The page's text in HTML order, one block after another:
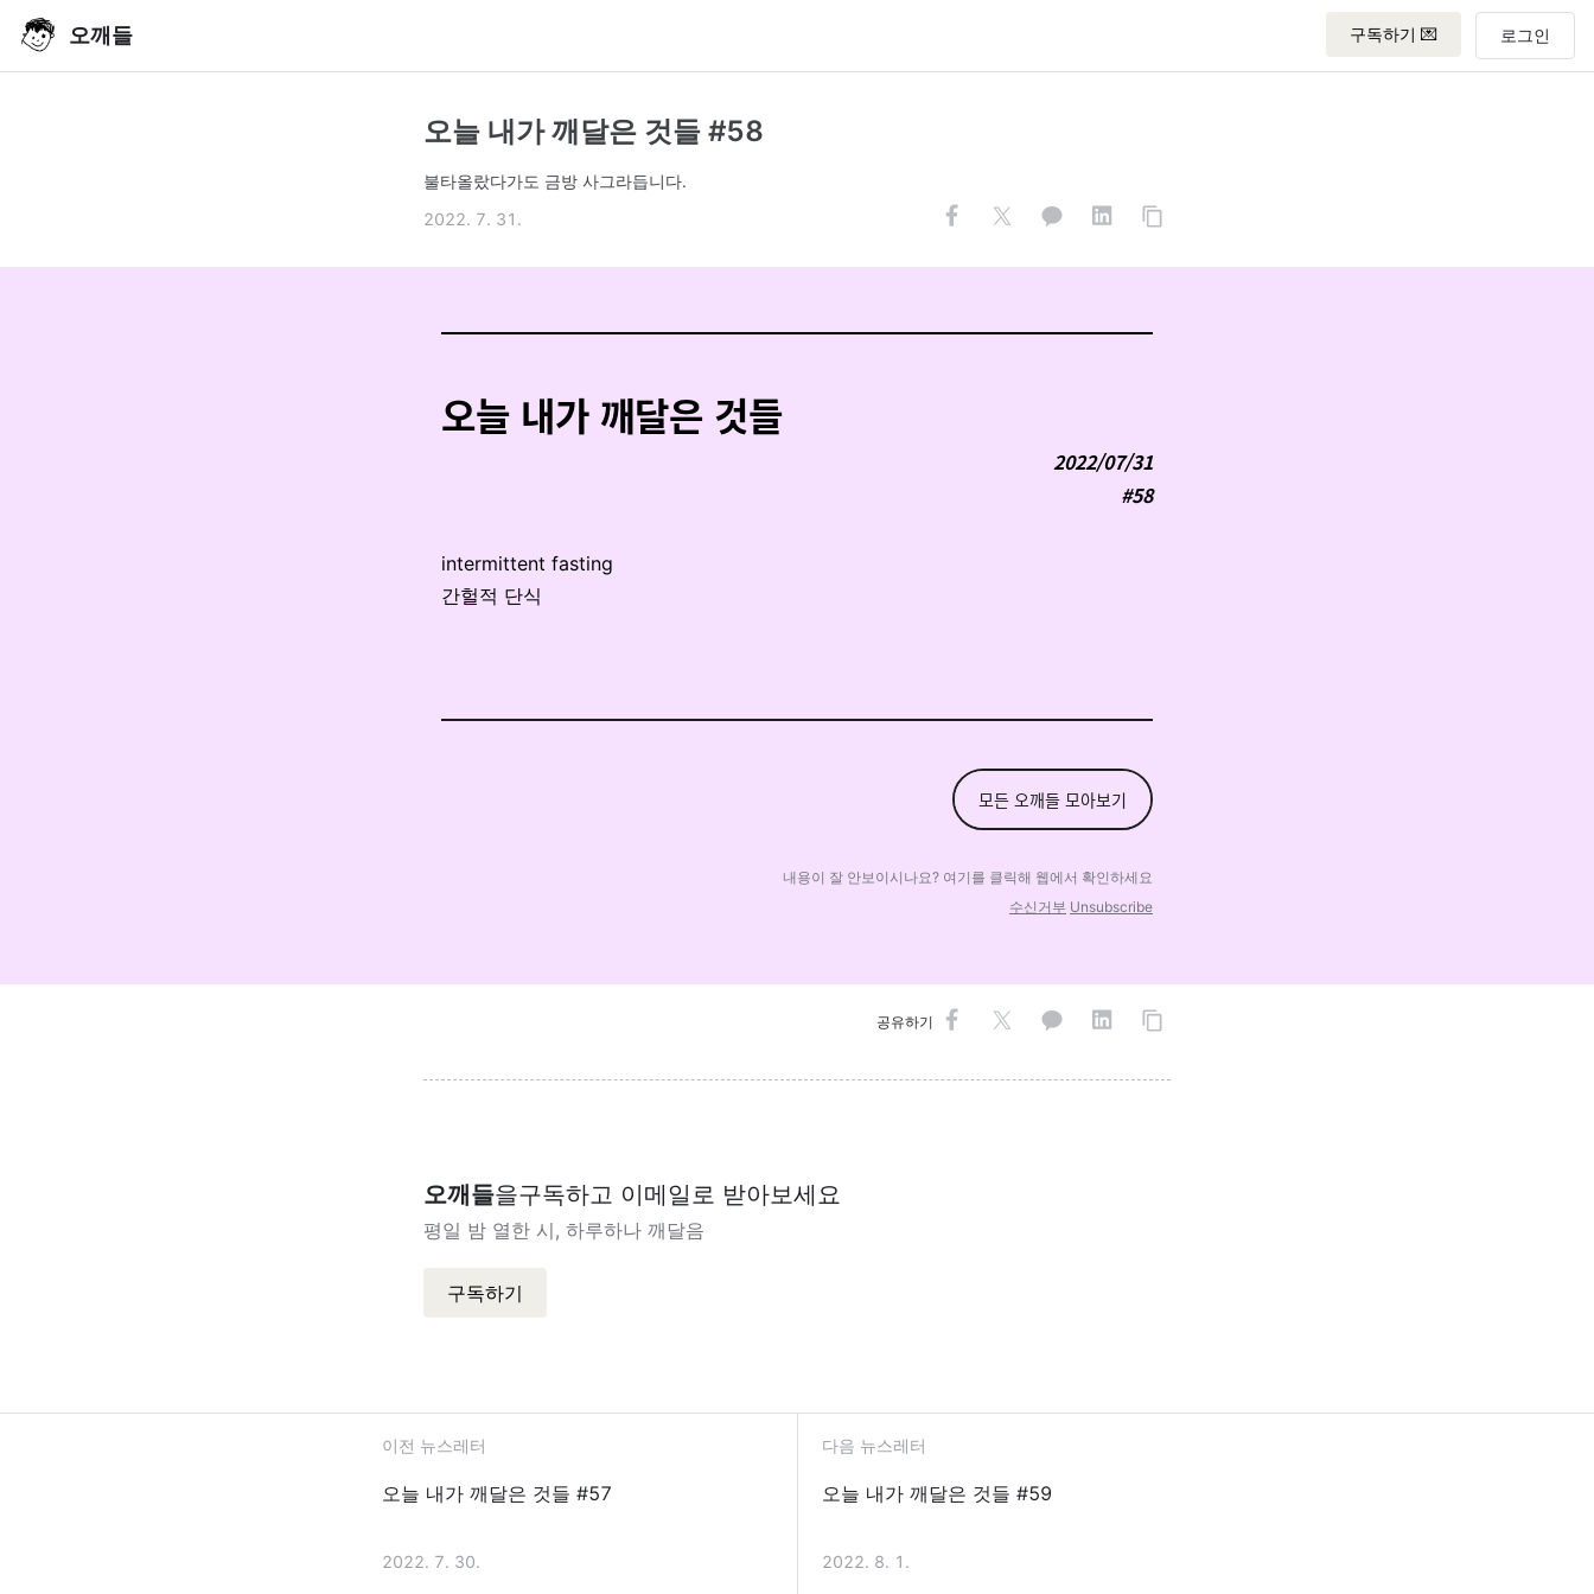
오깨들 구독하기 💌
오늘 내가 깨달은 것들 #58
불타올랐다가도 금방 사그라듭니다.
2022. 7. 31.
오늘 내가 깨달은 것들
2022/07/31
#58
intermittent fasting
간헐적 단식
모든 오깨들 모아보기
내용이 잘 안보이시나요? 여기를 클릭해 웹에서 확인하세요
수신거부 Unsubscribe
공유하기
오깨들을구독하고 이메일로 받아보세요
평일 밤 열한 시, 하루하나 깨달음
구독하기
이전 뉴스레터
오늘 내가 깨달은 것들 #57
2022. 7. 30.
다음 뉴스레터
오늘 내가 깨달은 것들 #59
2022. 8. 1.